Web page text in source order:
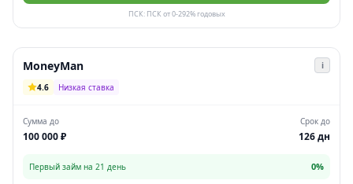
ПСК: ПСК от 0-292% годовых
MoneyMan
i
4.6
Низкая ставка
Сумма до
100 000 ₽
Срок до
126 дн
Первый займ на 21 день 0%